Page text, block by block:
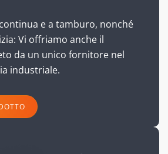
e a tamburo, nonché
Vi offriamo anche il
da un unico fornitore nel
industriale.